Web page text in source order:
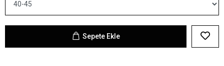
Sepete Ekle